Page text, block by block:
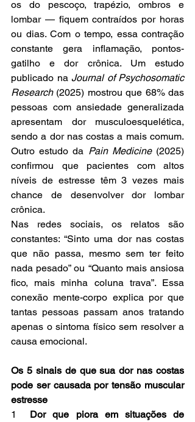
os do pescoço, trapézio, ombros e
lombar — fiquem contraídos por horas
ou dias. Com o tempo, essa contração
constante gera inflamação, pontos-
gatilho e dor crônica. Um estudo
publicado na Journal of Psychosomatic
Research (2025) mostrou que 68% das
pessoas com ansiedade generalizada
apresentam dor musculoesquelética,
sendo a dor nas costas a mais comum.
Outro estudo da Pain Medicine (2025)
confirmou que pacientes com altos
níveis de estresse têm 3 vezes mais
chance de desenvolver dor lombar
crônica.
Nas redes sociais, os relatos são
constantes: “Sinto uma dor nas costas
que não passa, mesmo sem ter feito
nada pesado” ou “Quanto mais ansiosa
fico, mais minha coluna trava”. Essa
conexão mente-corpo explica por que
tantas pessoas passam anos tratando
apenas o sintoma físico sem resolver a
causa emocional.
Os 5 sinais de que sua dor nas costas
pode ser causada por tensão muscular
estresse
1 Dor que piora em situações de